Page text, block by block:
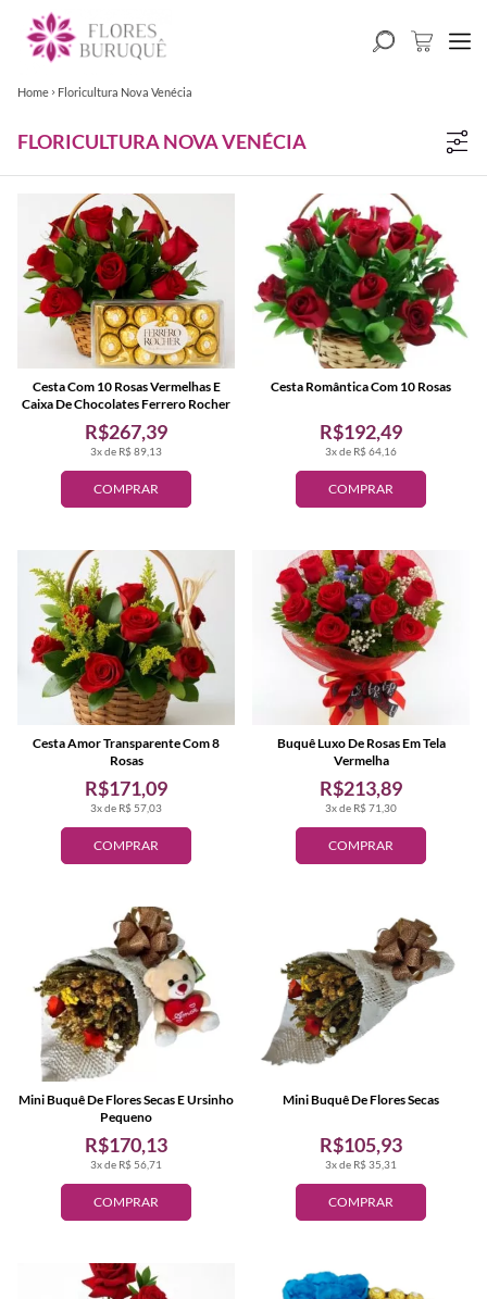
Home Floricultura Nova Venécia
FLORICULTURA NOVA VENÉCIA
COMPRAR
3x de R$ 89,13
R$267,39
Cesta Com 10 Rosas Vermelhas E
Caixa De Chocolates Ferrero Rocher
COMPRAR
3x de R$ 64,16
R$192,49
Cesta Romântica Com 10 Rosas
COMPRAR
3x de R$ 57,03
R$171,09
Cesta Amor Transparente Com 8
Rosas
COMPRAR
3x de R$ 71,30
R$213,89
Buquê Luxo De Rosas Em Tela
Vermelha
COMPRAR
3x de R$ 56,71
R$170,13
Mini Buquê De Flores Secas E Ursinho
Pequeno
COMPRAR
3x de R$ 35,31
R$105,93
Mini Buquê De Flores Secas